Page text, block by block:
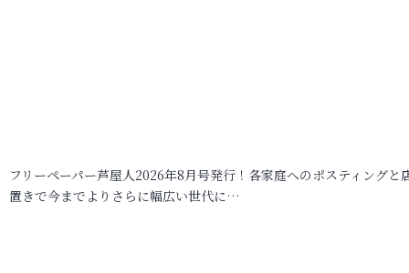
フリーペーパー芦屋人2026年8月号発行！各家庭へのポスティングと
置きで今までよりさらに幅広い世代に…